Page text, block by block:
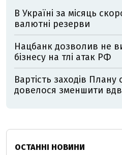
В Україні за місяць
валютні резерви
Нацбанк дозволив не
бізнесу на тлі атак РФ
Вартість заходів Плану
довелося зменшити
ОСТАННІ НОВИНИ